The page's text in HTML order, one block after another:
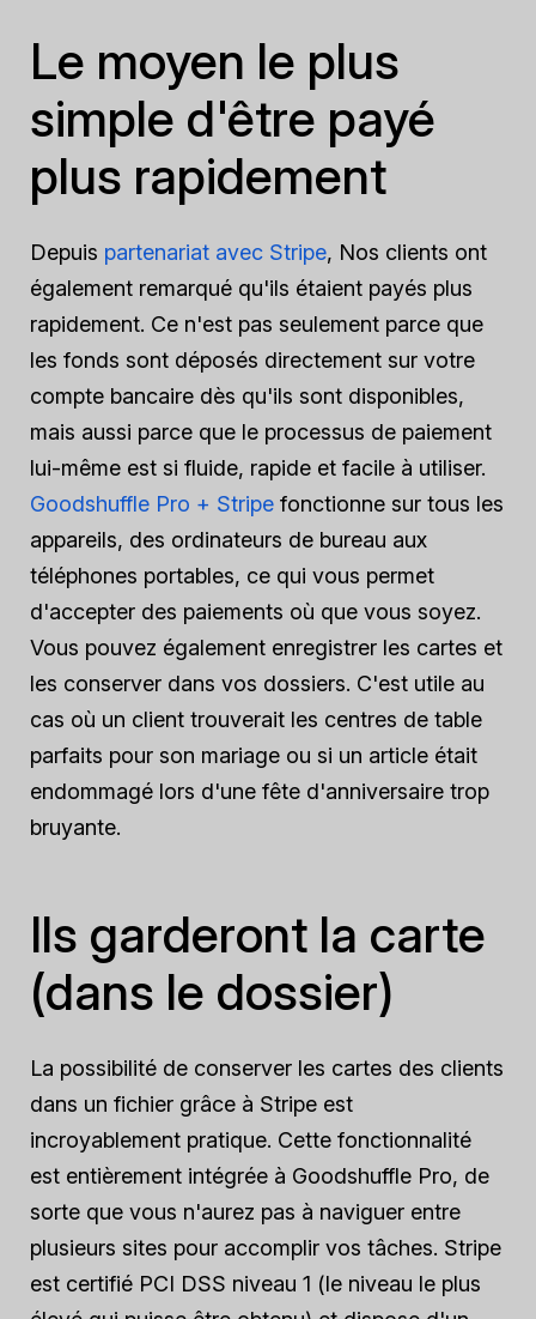
Le moyen le plus
simple d'être payé
plus rapidement
Depuis partenariat avec Stripe, Nos clients ont
également remarqué qu'ils étaient payés plus
rapidement. Ce n'est pas seulement parce que
les fonds sont déposés directement sur votre
compte bancaire dès qu'ils sont disponibles,
mais aussi parce que le processus de paiement
lui-même est si fluide, rapide et facile à utiliser.
Goodshuffle Pro + Stripe fonctionne sur tous les
appareils, des ordinateurs de bureau aux
téléphones portables, ce qui vous permet
d'accepter des paiements où que vous soyez.
Vous pouvez également enregistrer les cartes et
les conserver dans vos dossiers. C'est utile au
cas où un client trouverait les centres de table
parfaits pour son mariage ou si un article était
endommagé lors d'une fête d'anniversaire trop
bruyante.
Ils garderont la carte
(dans le dossier)
La possibilité de conserver les cartes des clients
dans un fichier grâce à Stripe est
incroyablement pratique. Cette fonctionnalité
est entièrement intégrée à Goodshuffle Pro, de
sorte que vous n'aurez pas à naviguer entre
plusieurs sites pour accomplir vos tâches. Stripe
est certifié PCI DSS niveau 1 (le niveau le plus